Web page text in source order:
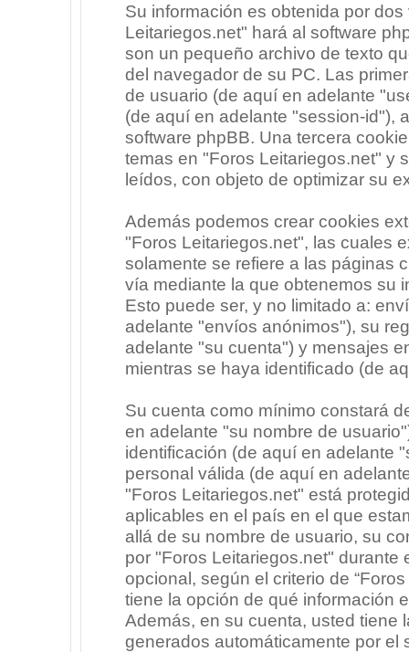
Su información es obtenida por
Leitariegos.net" hará al software
son un pequeño archivo de texto
del navegador de su PC. Las
de usuario (de aquí en adelante
(de aquí en adelante "session-id"),
software phpBB. Una tercera
temas en "Foros Leitariegos.net" y
leídos, con objeto de optimizar su
Además podemos crear cookies
"Foros Leitariegos.net", las cuales
solamente se refiere a las páginas
vía mediante la que obtenemos su
Esto puede ser, y no limitado a:
adelante "envíos anónimos"), su
adelante "su cuenta") y mensajes
mientras se haya identificado (de
Su cuenta como mínimo constará
en adelante "su nombre de
identificación (de aquí en adelante
personal válida (de aquí en
"Foros Leitariegos.net" está
aplicables en el país en el que
allá de su nombre de usuario, su
por "Foros Leitariegos.net" durante
opcional, según el criterio de
tiene la opción de qué información
Además, en su cuenta, usted tiene
generados automáticamente por el